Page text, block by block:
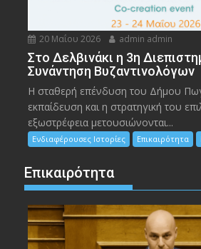
20 Μαΐου 2026 admin admin
Στο Δελβινάκι η 3η
Συνάντηση Βυζαντινολόγων
Η σταθερή επένδυση του Δήμου
εκπαίδευση και η στρατηγική του
εξωστρέφεια μετουσιώνονται...
Ενδιαφέρουσες Ιστορίες Επικαιρότητα
Επικαιρότητα